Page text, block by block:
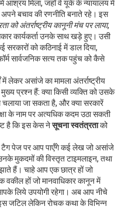
मिला, जहाँ वे यूके के न्यायालय में
अपने बचाव की रणनीति बनाते रहे। इस
अंतर्राष्ट्रीय कानूनी मंच पर लाया,
कार्यकर्ता उनके साथ खड़े हुए। उसी
को कठिनाई में डाल दिया,
सार्वजनिक सत्य तक पहुंच को कैसे
में लेकर असांजे का मामला अंतर्राष्ट्रीय
प्रश्न हैं: क्या किसी व्यक्ति को उसके
चलाया जा सकता है, और क्या सरकारें
के नाम पर अत्यधिक कदम उठा सकती
है कि इस केस नेसूचना स्वतंत्रताको
पेज पर आप पाएँगे कई लेख जो असांजे
मुकदमों की विस्तृत टाइमलाइन, तथा
हैं। चाहे आप एक छात्र हों जो
वकील हों जो मानवाधिकार कानून में
लिये उपयोगी रहेगा। अब आप नीचे
जटिल लेकिन रोचक कथा के विभिन्न